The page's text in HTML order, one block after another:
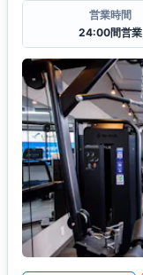
営業時間
24:00間営業